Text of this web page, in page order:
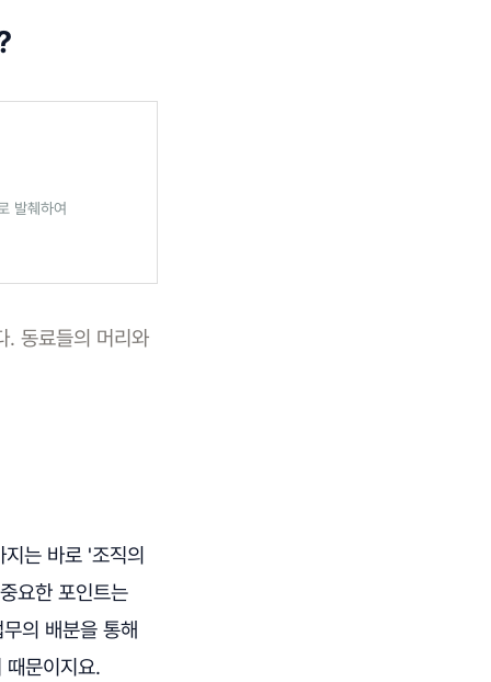
발췌하여
. 동료들의 머리와
는 바로 '조직의
요한 포인트는
의 배분을 통해
때문이지요.